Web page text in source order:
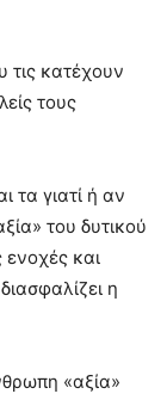
τις κατέχουν
τους
τα γιατί ή αν
του δυτικού
και
η
«αξία»